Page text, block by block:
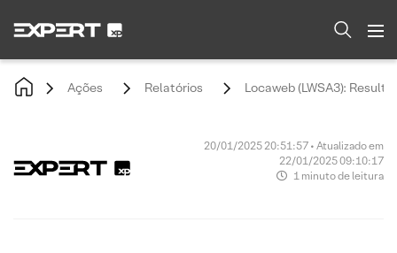
Ações Relatórios Locaweb (LWSA3):
20/01/2025 20:51:57 • Atualizado em
22/01/2025 09:10:17
1 minuto de leitura